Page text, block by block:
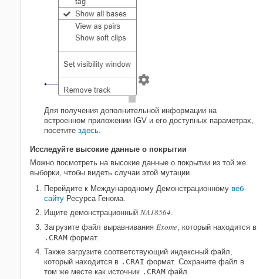
Для получения дополнительной информации на
встроенном приложении IGV и его доступных параметрах,
посетите здесь.
Исследуйте высокие данные о покрытии
Можно посмотреть на высокие данные о покрытии из той же
выборки, чтобы видеть случаи этой мутации.
Перейдите к Международному Демонстрационному веб-
сайту Ресурса Генома.
Ищите демонстрационный NA18564.
Загрузите файл выравнивания Exome, который находится в
.CRAM формат.
Также загрузите соответствующий индексный файл,
который находится в .CRAI формат. Сохраните файл в
том же месте как источник .CRAM файл.